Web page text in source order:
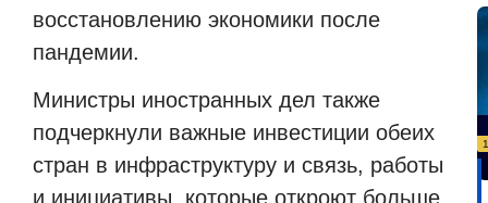
восстановлению экономики после
пандемии.
Министры иностранных дел также
подчеркнули важные инвестиции обеих
стран в инфраструктуру и связь, работы
и инициативы, которые откроют больше